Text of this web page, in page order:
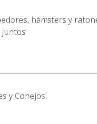
hámsters y
juntos
y Conejos